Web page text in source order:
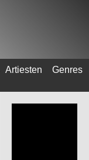
Artiesten Genres